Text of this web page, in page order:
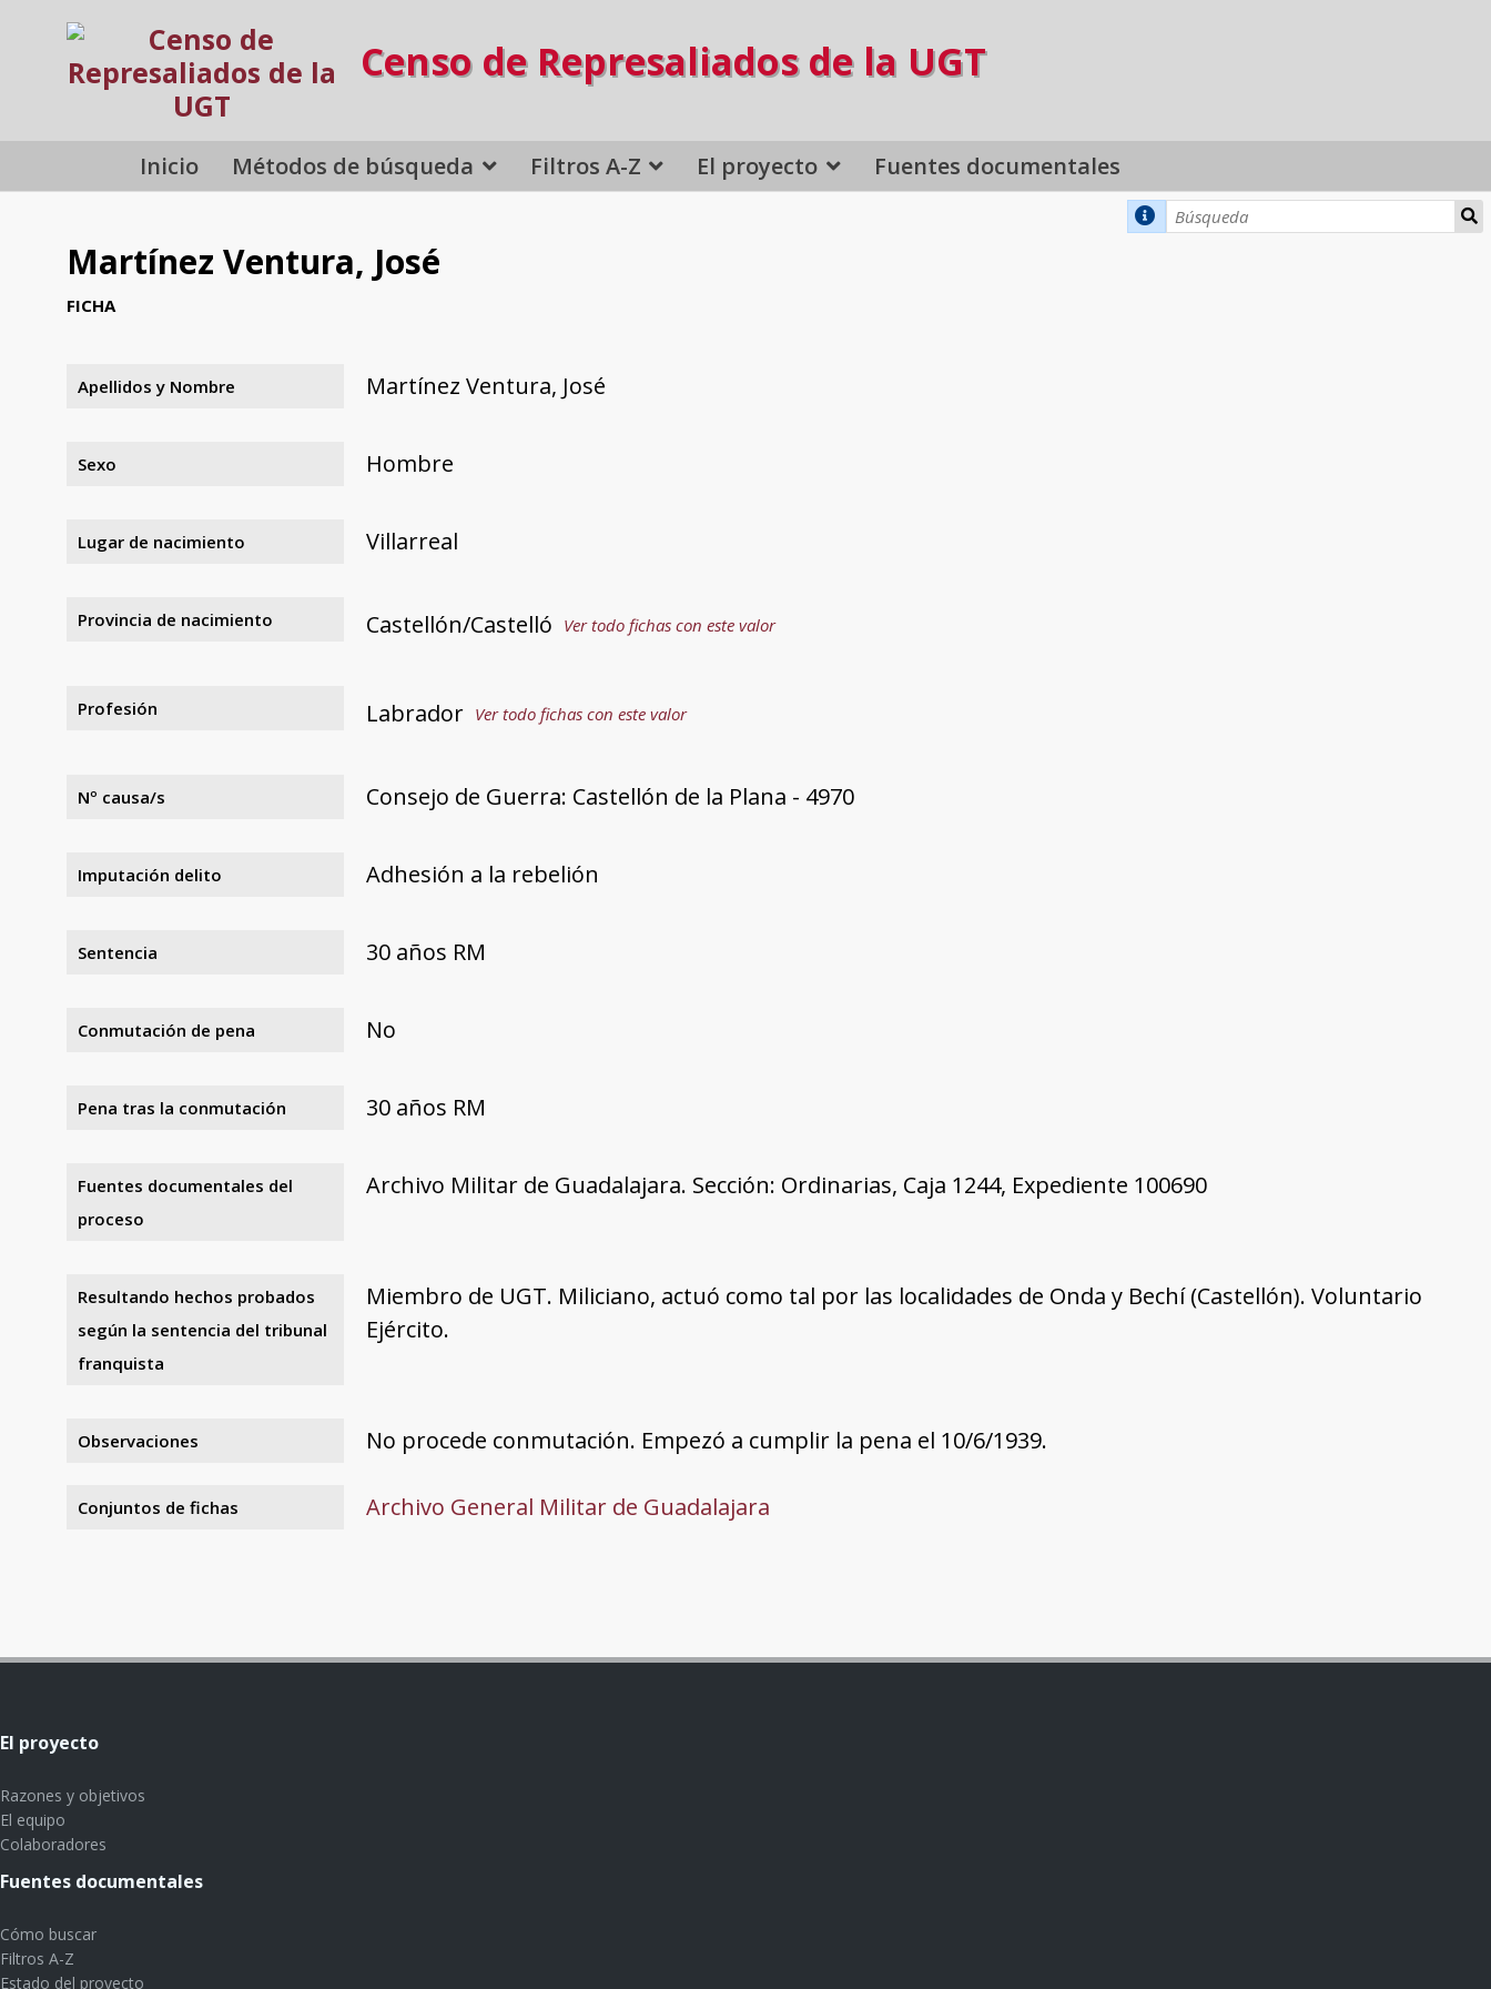
Censo de Represaliados de la UGT
Inicio Métodos de búsqueda Filtros A-Z El proyecto Fuentes documentales
Martínez Ventura, José
FICHA
Apellidos y Nombre Martínez Ventura, José
Sexo Hombre
Lugar de nacimiento Villarreal
Provincia de nacimiento Castellón/Castelló Ver todo fichas con este valor
Profesión Labrador Ver todo fichas con este valor
Nº causa/s Consejo de Guerra: Castellón de la Plana - 4970
Imputación delito Adhesión a la rebelión
Sentencia 30 años RM
Conmutación de pena No
Pena tras la conmutación 30 años RM
Fuentes documentales del
proceso
Archivo Militar de Guadalajara. Sección: Ordinarias, Caja 1244, Expediente 100690
Resultando hechos probados
según la sentencia del tribunal
franquista
Miembro de UGT. Miliciano, actuó como tal por las localidades de Onda y Bechí (Castellón). Voluntario
Ejército.
Observaciones No procede conmutación. Empezó a cumplir la pena el 10/6/1939.
Conjuntos de fichas Archivo General Militar de Guadalajara
El proyecto
Razones y objetivos
El equipo
Colaboradores
Fuentes documentales
Cómo buscar
Filtros A-Z
Estado del proyecto